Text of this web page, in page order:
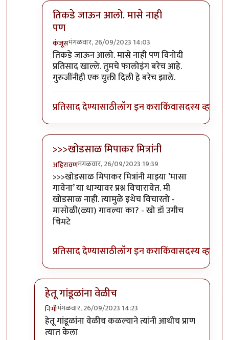
तिकडे जाऊन आलो. मासे नाही
पण
कंजूसमंगळवार, 26/09/2023 14:03
In reply toआवरा रे यांना.byप्रा.डॉ.दिलीप बिरुटे
तिकडे जाऊन आलो. मासे नाही पण विनोदी
प्रतिसाद खाल्ले. तुमचे फालोइंग बरेच आहे.
गुरुजींनीही एक युक्ती दिली हे बरेच झाले.
प्रतिसाद देण्यासाठीलॉग इन कराकिंवासदस्य व्हा
>>>खोडसाळ मिपाकर मित्रांनी
अहिरावणमंगळवार, 26/09/2023 19:39
In reply toआवरा रे यांना.byप्रा.डॉ.दिलीप बिरुटे
>>>खोडसाळ मिपाकर मित्रांनी माझ्या ’मासा
गावेना’ या धाग्यावर प्रश्न विचारावेत. मी
खोडसाळ नाही. त्यामुळे इथेच विचारतो -
मासोळी(ळ्या) गावल्या का? - खो डॉ उगीच
चिमटे
प्रतिसाद देण्यासाठीलॉग इन कराकिंवासदस्य व्हा
हेतू गांडूळांना वेळीच
निमीमंगळवार, 26/09/2023 14:23
In reply toटपोरे गांडुळ आहेत, ही गांडुळंbyगवि
हेतू गांडूळांना वेळीच कळल्याने त्यांनी आधीच प्राण
त्यात केला